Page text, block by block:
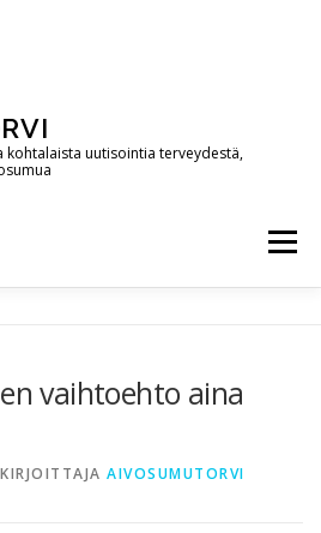
kohtalaista uutisointia terveydestä,
Valikko
vaihtoehto aina
KIRJOITTAJA AIVOSUMUTORVI